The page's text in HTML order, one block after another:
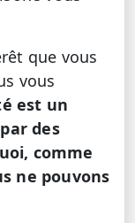
que vous
vous
est un
des
comme
ne pouvons